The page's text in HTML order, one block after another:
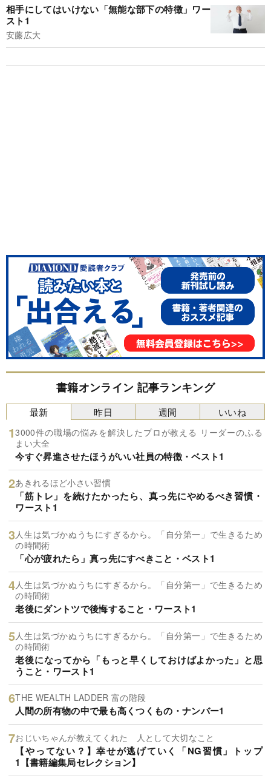
相手にしてはいけない「無能な部下の特徴」ワー
スト1
安藤広大
書籍オンライン 記事ランキング
最新
3000件の職場の悩みを解決したプロが教える リーダーのふる
まい大全
今すぐ昇進させたほうがいい社員の特徴・ベスト1
あきれるほど小さい習慣
「筋トレ」を続けたかったら、真っ先にやめるべき習慣・
ワースト1
人生は気づかぬうちにすぎるから。「自分第一」で生きるため
の時間術
「心が疲れたら」真っ先にすべきこと・ベスト1
人生は気づかぬうちにすぎるから。「自分第一」で生きるため
の時間術
老後にダントツで後悔すること・ワースト1
人生は気づかぬうちにすぎるから。「自分第一」で生きるため
の時間術
老後になってから「もっと早くしておけばよかった」と思
うこと・ワースト1
THE WEALTH LADDER 富の階段
人間の所有物の中で最も高くつくもの・ナンバー1
おじいちゃんが教えてくれた 人として大切なこと
【やってない？】幸せが逃げていく「NG習慣」トップ
1【書籍編集局セレクション】
昨日 週間 いいね